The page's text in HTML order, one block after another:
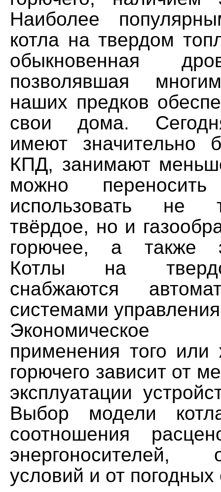
Наиболее
котла на твердом
обыкновенная
позволявшая
наших предков
свои дома.
имеют значительно
КПД, занимают
можно
использовать не
твёрдое, но и
горючее, а также
Котлы на
снабжаются
системами
Экономическое
применения того
горючего зависит от
эксплуатации
Выбор модели
соотношения
условий и от